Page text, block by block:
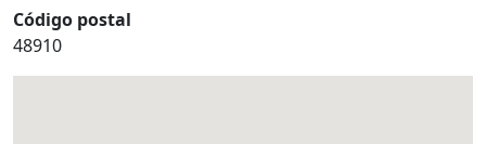
Código postal
48910